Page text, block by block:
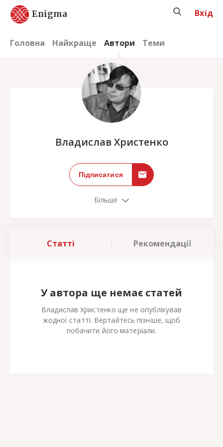
Enigma
Головна Найкраще Автори Теми
Вхід
Владислав Христенко
Підписатися
Більше
Статті Рекомендації
У автора ще немає статей
Владислав Христенко ще не опублікував
жодної статті. Вертайтесь пізніше, щоб
побачити його матеріали.